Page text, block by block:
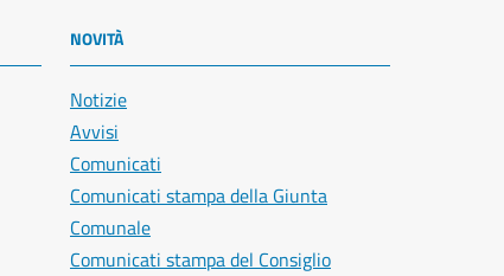
NOVITÀ
Notizie
Avvisi
Comunicati
Comunicati stampa della Giunta
Comunale
Comunicati stampa del Consiglio